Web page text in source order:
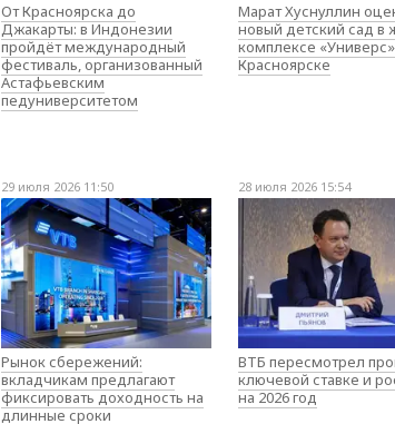
От Красноярска до
Джакарты: в Индонезии
пройдёт международный
фестиваль, организованный
Астафьевским
педуниверситетом
Марат Хуснуллин
новый детский сад в
комплексе
Красноярске
29 июля 2026 11:50
Рынок сбережений:
вкладчикам предлагают
фиксировать доходность на
длинные сроки
28 июля 2026 15:54
ВТБ пересмотрел
ключевой ставке и
на 2026 год